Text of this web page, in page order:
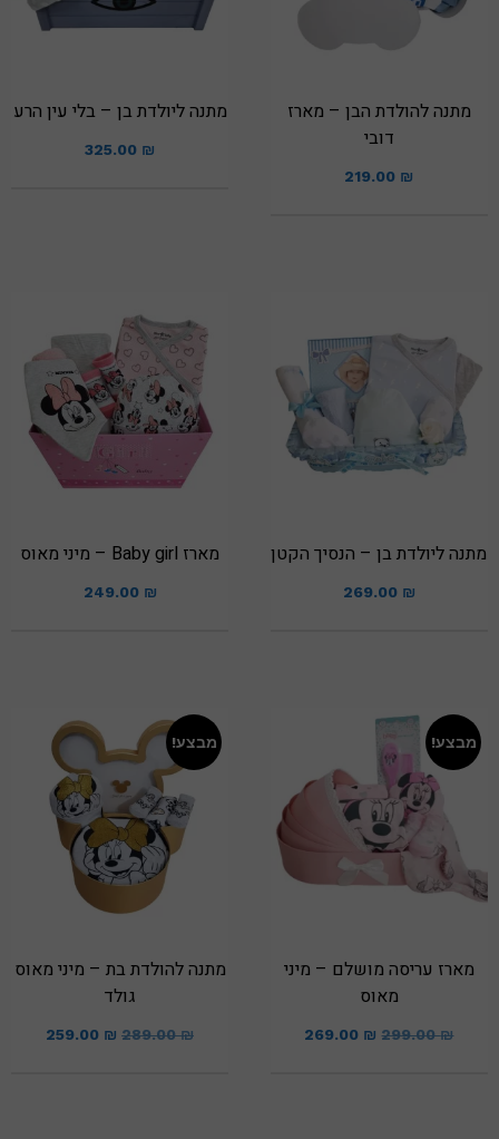
מתנה להולדת הבן – מארז
דובי
219.00 ₪
מתנה ליולדת בן – בלי עין הרע
325.00 ₪
מתנה ליולדת בן – הנסיך הקטן
269.00 ₪
מארז Baby girl – מיני מאוס
249.00 ₪
מבצע!
מארז עריסה מושלם – מיני
מאוס
299.00₪
269.00 ₪
מבצע!
מתנה להולדת בת – מיני מאוס
גולד
289.00₪
259.00 ₪